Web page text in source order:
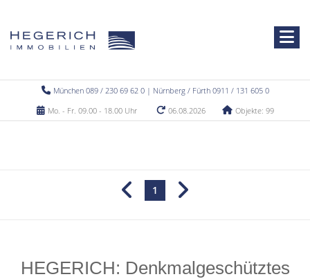
München 089 / 230 69 62 0 | Nürnberg / Fürth 0911 / 131 605 0
Mo. - Fr. 09.00 - 18.00 Uhr
06.08.2026 Objekte: 99
1
HEGERICH: Denkmalgeschütztes